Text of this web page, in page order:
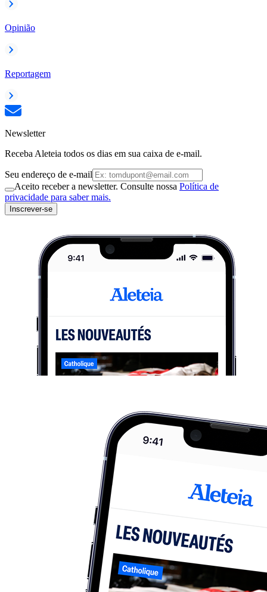
Opinião
Reportagem
Newsletter
Receba Aleteia todos os dias em sua caixa de e-mail.
Seu endereço de e-mail
Aceito receber a newsletter. Consulte nossa Política de
privacidade para saber mais.
Inscrever-se